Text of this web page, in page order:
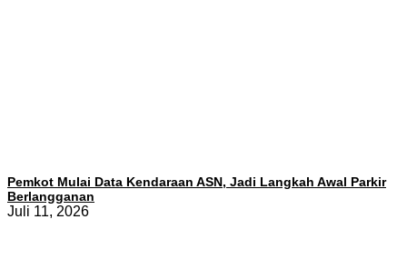
Pemkot Mulai Data Kendaraan ASN, Jadi Langkah Awal Parkir
Berlangganan
Juli 11, 2026